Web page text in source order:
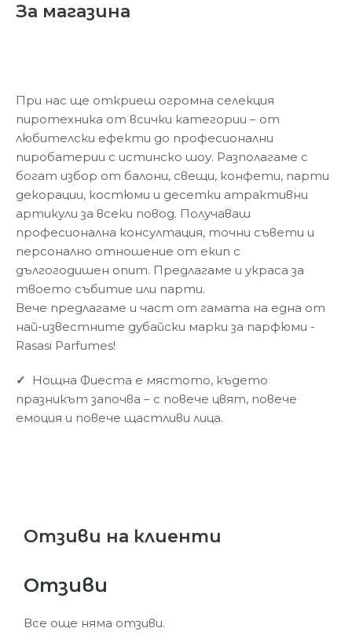
За магазина
При нас ще откриеш огромна селекция
пиротехника от всички категории – от
любителски ефекти до професионални
пиробатерии с истинско шоу. Разполагаме с
богат избор от балони, свещи, конфети, парти
декорации, костюми и десетки атрактивни
артикули за всеки повод. Получаваш
професионална консултация, точни съвети и
персонално отношение от екип с
дългогодишен опит. Предлагаме и украса за
твоето събитие или парти.
Вече предлагаме и част от гамата на една от
най-известните дубайски марки за парфюми -
Rasasi Parfumes!
✓
Нощна Фиеста е мястото, където
празникът започва – с повече цвят, повече
емоция и повече щастливи лица.
Отзиви на клиенти
Отзиви
Все още няма отзиви.